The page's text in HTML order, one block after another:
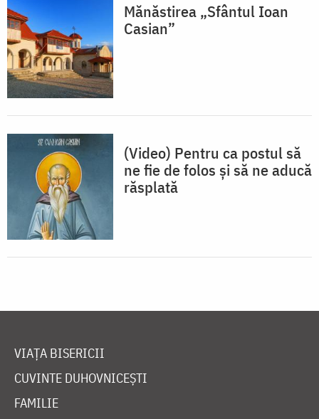
Mănăstirea „Sfântul Ioan
Casian”
(Video) Pentru ca postul să
ne fie de folos și să ne aducă
răsplată
VIAȚA BISERICII
CUVINTE DUHOVNICEȘTI
FAMILIE